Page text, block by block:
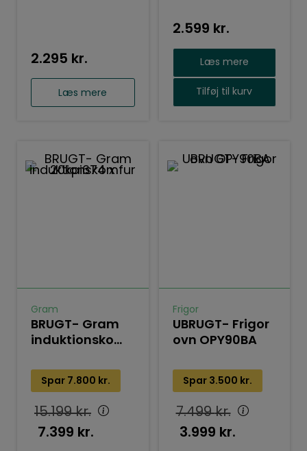
2.295 kr.
Læs mere
2.599 kr.
Læs mere
Tilføj til kurv
Gram
BRUGT- Gram
induktionskomfur
Spar 7.800 kr.
15.199kr.
7.399 kr.
Frigor
UBRUGT- Frigor
ovn OPY90BA
Spar 3.500 kr.
7.499kr.
3.999 kr.